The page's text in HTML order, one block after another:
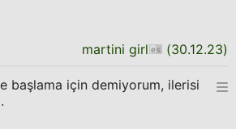
martini girl (30.12.23)
başlama için demiyorum, ilerisi